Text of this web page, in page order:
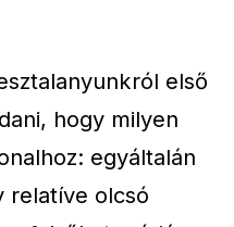
első
hogy milyen
egyáltalán
relatíve olcsó